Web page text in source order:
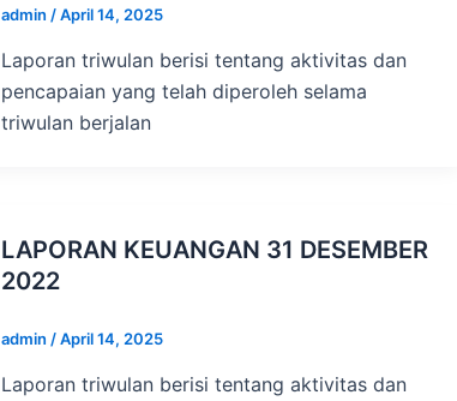
admin /April 14, 2025
Laporan triwulan berisi tentang aktivitas dan
pencapaian yang telah diperoleh selama
triwulan berjalan
LAPORAN KEUANGAN 31 DESEMBER
2022
admin /April 14, 2025
Laporan triwulan berisi tentang aktivitas dan